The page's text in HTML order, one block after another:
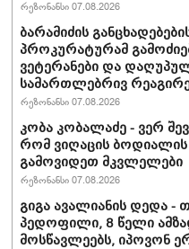
რეზონანსი 07.08.2026
ბარამიძის
პროკურატურამ
ვეტერანები და
სამართლებრივ
რეზონანსი 07.08.2026
კობა კობალაძე - ვერ
რომ ვიღაცის
გამოვიდეთ მკვლელები
რეზონანსი 07.08.2026
გიგა ავალიანის დედა -
პედოფილი, 8 წელი
მოსწავლეებს, იპოვონ